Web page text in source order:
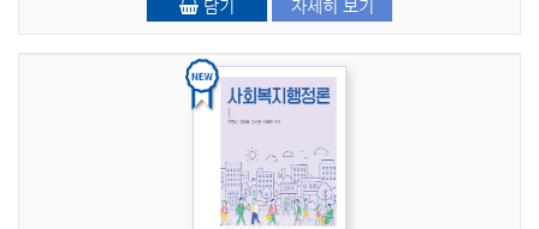
담기 자세히 보기